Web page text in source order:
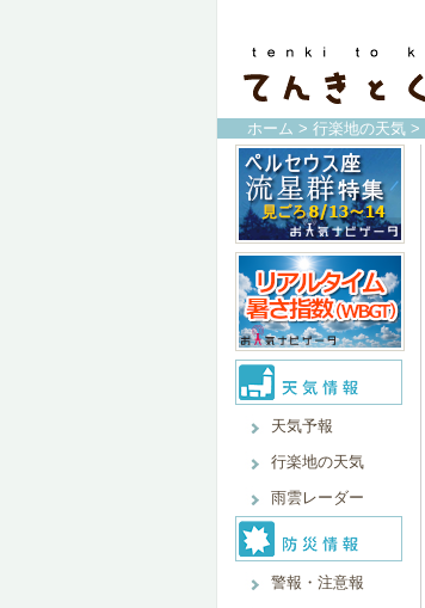
ホーム > 行楽地の天気 >
天気予報
行楽地の天気
雨雲レーダー
警報・注意報